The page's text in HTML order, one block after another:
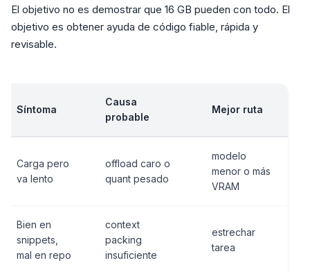
El objetivo no es demostrar que 16 GB pueden con todo. El
objetivo es obtener ayuda de código fiable, rápida y
revisable.
Síntoma
Causa
probable
Mejor ruta
Carga pero
va lento
offload caro o
quant pesado
modelo
menor o más
VRAM
Bien en
snippets,
mal en repo
context
packing
insuficiente
estrechar
tarea